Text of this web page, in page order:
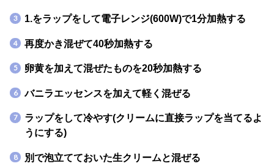
1.をラップをして電子レンジ(600W)で1分加熱する
再度かき混ぜて40秒加熱する
卵黄を加えて混ぜたものを20秒加熱する
バニラエッセンスを加えて軽く混ぜる
ラップをして冷やす(クリームに直接ラップを当てるよ
うにする)
別で泡立てておいた生クリームと混ぜる